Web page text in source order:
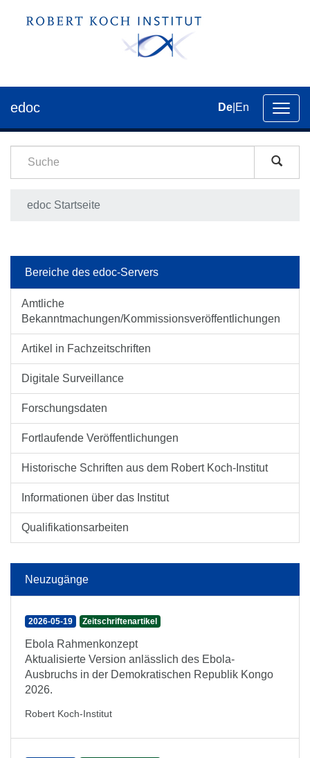
der
edoc De En
edoc Startseite
Bereiche des edoc-Servers
Amtliche
Bekanntmachungen/Kommissionsveröffentlichungen
Artikel in Fachzeitschriften
Digitale Surveillance
Forschungsdaten
Fortlaufende Veröffentlichungen
Historische Schriften aus dem Robert Koch-Institut
Informationen über das Institut
Qualifikationsarbeiten
Neuzugänge
2026-05-19 Zeitschriftenartikel
Ebola Rahmenkonzept
Aktualisierte Version anlässlich des Ebola-
Ausbruchs in der Demokratischen Republik Kongo
2026.
Robert Koch-Institut